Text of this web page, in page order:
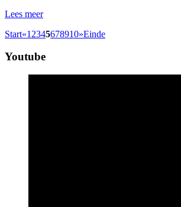
Lees meer
Start«1 2345678910»Einde
Youtube